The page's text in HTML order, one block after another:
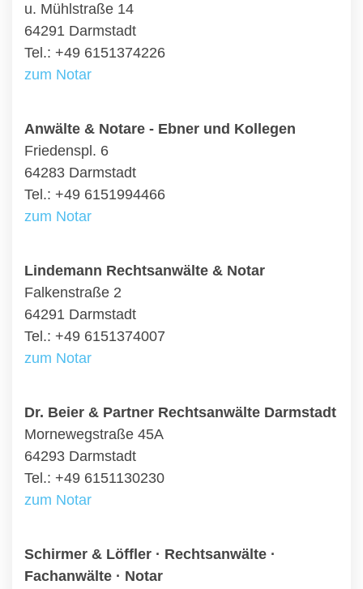
u. Mühlstraße 14
64291 Darmstadt
Tel.: +49 6151374226
zum Notar
Anwälte & Notare - Ebner und Kollegen
Friedenspl. 6
64283 Darmstadt
Tel.: +49 6151994466
zum Notar
Lindemann Rechtsanwälte & Notar
Falkenstraße 2
64291 Darmstadt
Tel.: +49 6151374007
zum Notar
Dr. Beier & Partner Rechtsanwälte Darmstadt
Mornewegstraße 45A
64293 Darmstadt
Tel.: +49 6151130230
zum Notar
Schirmer & Löffler · Rechtsanwälte ·
Fachanwälte · Notar